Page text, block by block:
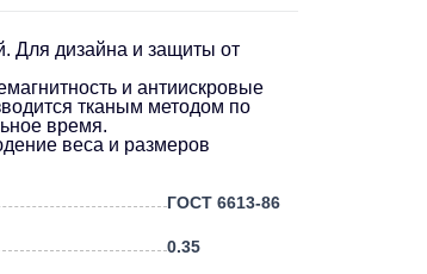
Для дизайна и защиты от
и антиискровые
тканым методом по
время.
веса и размеров
ГОСТ 6613-86
0.35